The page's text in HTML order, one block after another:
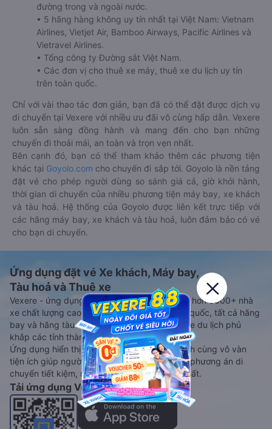
đường trong và ngoài nước.
• 5 hãng hàng không uy tín nhất tại Việt Nam: Vietnam
Airlines, Vietjet Air, Bamboo Airways, Pacific Airlines và
Vietravel Airlines.
• Tổng công ty Đường sắt Việt Nam.
• Các đơn vị cho thuê xe máy, thuê xe du lịch uy tín
trên toàn quốc.
Chỉ với vài thao tác đơn giản, bạn đã có thể đặt được dịch vụ
di chuyển tại Vexere với nhiều ưu đãi vô cùng hấp dẫn. Vexere
luôn sẵn sàng đồng hành và mang đến cho bạn những
chuyến đi thoải mái, an toàn và trọn vẹn nhất.
Bên cạnh đó, bạn có thể tham khảo thêm các phương tiện
khác tại Goyolo.com cho chuyến đi sắp tới. Goyolo là nền tảng
đặt vé cho phép người dùng so sánh giá cả, giờ khởi hành,
thời gian di chuyển của nhiều phương tiện máy bay, xe khách
và tàu hoả. Hệ thống của Goyolo được liên kết trực tiếp với
các hãng máy bay, xe khách và tàu hoả, luôn đảm bảo có vé
cho bạn di chuyển.
Ứng dụng đặt vé Xe khách, Máy bay,
Tàu hoả và Thuê xe
Vexere - ứng dụng đặt vé đa phương tiện với hơn 3000+ nhà
xe chất lượng cao, 5000+ tuyến đường toàn quốc, tất cả hãng
bay và hãng tàu cùng dịch vụ thuê xe máy, xe du lịch phủ
khắp các tỉnh thành tại Việt Nam.
Ứng dụng hiển thị thông tin đầy đủ, minh bạch cùng vô vàn
tiện ích giúp người dùng so sánh và lựa chọn phương án di
chuyển tiết kiệm, nhanh chóng và phù hợp nhất.
Tải ứng dụng Vexere ngay